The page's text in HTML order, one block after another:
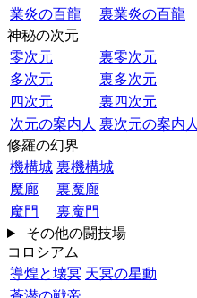
業炎の百龍
裏業炎の百龍
神秘の次元
零次元
裏零次元
多次元
裏多次元
四次元
裏四次元
次元の案内人 裏次元の案内人
修羅の幻界
機構城 裏機構城
魔廊
裏魔廊
魔門
裏魔門
その他の闘技場
コロシアム
導煌と壊冥 天冥の星動